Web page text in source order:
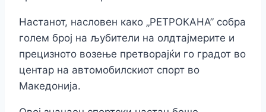
Настанот, насловен како „РЕТРОКАНА” собра
голем број на љубители на олдтајмерите и
прецизното возење претворајќи го градот во
центар на автомобилскиот спорт во
Македонија.